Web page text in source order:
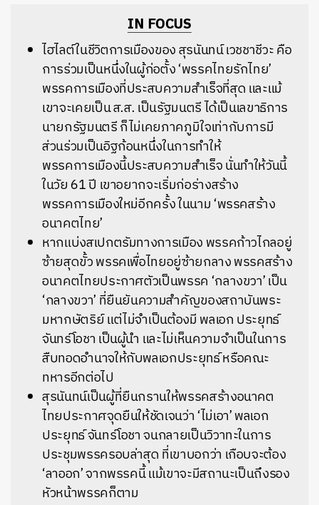
IN FOCUS
ไฮไลต์ในชีวิตการเมืองของ สุรนันทน์ เวชชาชีวะ คือ
การร่วมเป็นหนึ่งในผู้ก่อตั้ง ‘พรรคไทยรักไทย’
พรรคการเมืองที่ประสบความสำเร็จที่สุด และแม้
เขาจะเคยเป็น ส.ส. เป็นรัฐมนตรี ได้เป็นเลขาธิการ
นายกรัฐมนตรี ก็ไม่เคยภาคภูมิใจเท่ากับการมี
ส่วนร่วมเป็นอิฐก้อนหนึ่งในการทำให้
พรรคการเมืองนี้ประสบความสำเร็จ นั่นทำให้วันนี้
ในวัย 61 ปี เขาอยากจะเริ่มก่อร่างสร้าง
พรรคการเมืองใหม่อีกครั้ง ในนาม ‘พรรคสร้าง
อนาคตไทย’
หากแบ่งสเปกตรัมทางการเมือง พรรคก้าวไกลอยู่
ซ้ายสุดขั้ว พรรคเพื่อไทยอยู่ซ้ายกลาง พรรคสร้าง
อนาคตไทยประกาศตัวเป็นพรรค ‘กลางขวา’ เป็น
‘กลางขวา’ ที่ยืนยันความสำคัญของสถาบันพระ
มหากษัตริย์ แต่ไม่จำเป็นต้องมี พลเอก ประยุทธ์
จันทร์โอชา เป็นผู้นำ และไม่เห็นความจำเป็นในการ
สืบทอดอำนาจให้กับพลเอกประยุทธ์ หรือคณะ
ทหารอีกต่อไป
สุรนันทน์เป็นผู้ที่ยืนกรานให้พรรคสร้างอนาคต
ไทยประกาศจุดยืนให้ชัดเจนว่า ‘ไม่เอา’ พลเอก
ประยุทธ์ จันทร์โอชา จนกลายเป็นวิวาทะในการ
ประชุมพรรครอบล่าสุด ที่เขาบอกว่า เกือบจะต้อง
‘ลาออก’ จากพรรคนี้ แม้เขาจะมีสถานะเป็นถึงรอง
หัวหน้าพรรคก็ตาม